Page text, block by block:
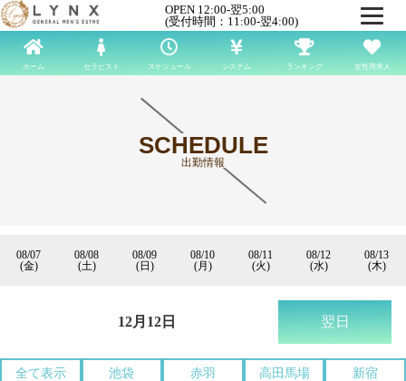
OPEN 12:00-翌5:00
(受付時間：11:00-翌4:00)
ホーム セラピスト スケジュール システム ランキング 女性用求人
SCHEDULE
出勤情報
08/07
(金)
08/08
(土)
08/09
(日)
08/10
(月)
08/11
(火)
08/12
(水)
08/13
(木)
12月12日 翌日
全て表示 池袋 赤羽 高田馬場 新宿